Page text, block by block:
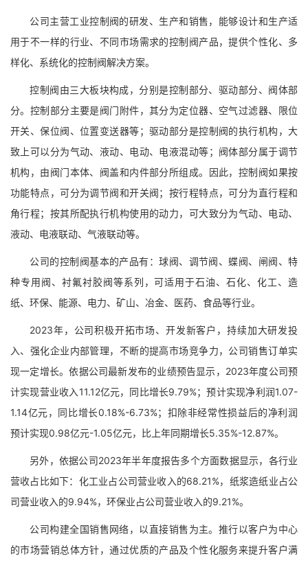
公司主营工业控制阀的研发、生产和销售，能够设计和生产适
用于不一样的行业、不同市场需求的控制阀产品，提供个性化、多
样化、系统化的控制阀解决方案。
控制阀由三大板块构成，分别是控制部分、驱动部分、阀体部
分。控制部分主要是阀门附件，其分为定位器、空气过滤器、限位
开关、保位阀、位置变送器等；驱动部分是控制阀的执行机构，大
致上可以分为气动、液动、电动、电液混动等；阀体部分属于调节
机构，由阀门本体、阀盖和内件部分所组成。因此，控制阀如果按
功能特点，可分为调节阀和开关阀；按行程特点，可分为直行程和
角行程；按其所配执行机构使用的动力，可大致分为气动、电动、
液动、电液联动、气液联动等。
公司的控制阀基本的产品有：球阀、调节阀、蝶阀、闸阀、特
种专用阀、衬氟衬胶阀等系列，可适用于石油、石化、化工、造
纸、环保、能源、电力、矿山、冶金、医药、食品等行业。
2023年，公司积极开拓市场、开发新客户，持续加大研发投
入、强化企业内部管理，不断的提高市场竞争力，公司销售订单实
现一定增长。依据公司最新发布的业绩预告显示，2023年度公司预
计实现营业收入11.12亿元，同比增长9.79%；预计实现净利润1.07-
1.14亿元，同比增长0.18%-6.73%；扣除非经常性损益后的净利润
预计实现0.98亿元-1.05亿元，比上年同期增长5.35%-12.87%。
另外，依据公司2023年半年度报告多个方面数据显示，各行业
营收占比如下：化工业占公司营业收入的68.21%，纸浆造纸业占公
司营业收入的9.94%，环保业占公司营业收入的9.21%。
公司构建全国销售网络，以直接销售为主。推行以客户为中心
的市场营销总体方针，通过优质的产品及个性化服务来提升客户满